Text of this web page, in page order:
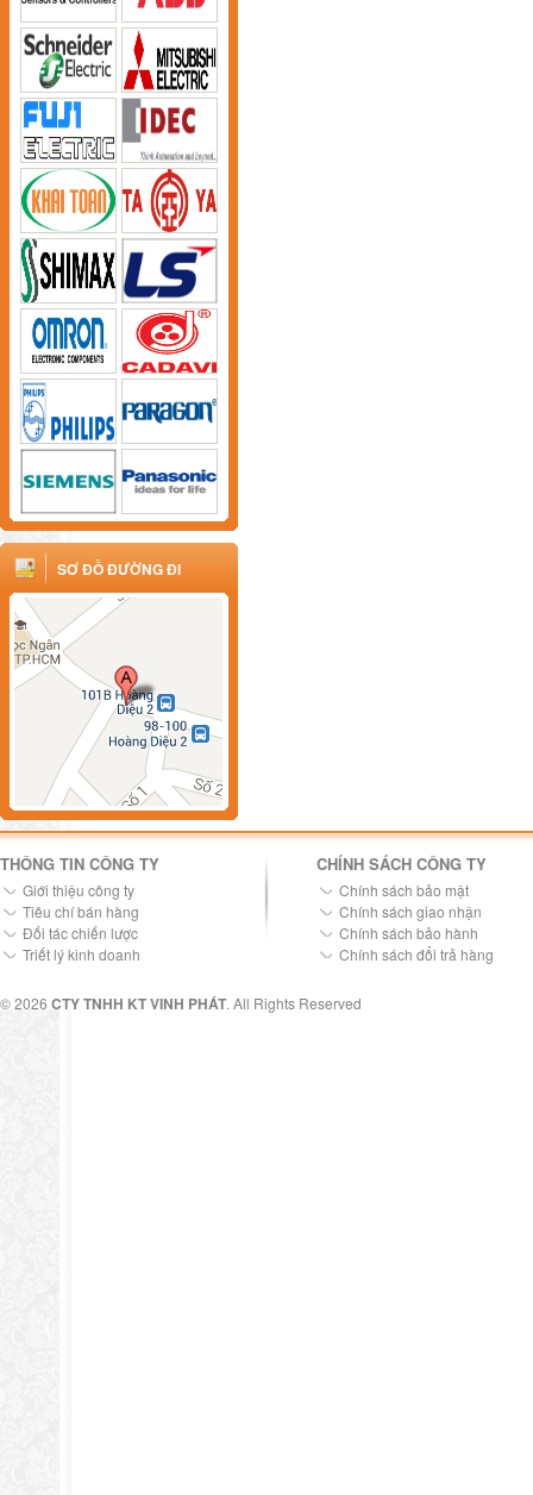
SƠ ĐỒ ĐƯỜNG ĐI
THÔNG TIN CÔNG TY
Giới thiệu công ty
Tiêu chí bán hàng
Đối tác chiến lược
Triết lý kinh doanh
CHÍNH SÁCH CÔNG TY
Chính sách bảo mật
Chính sách giao nhận
Chính sách bảo hành
Chính sách đổi trả hàng
© 2026 CTY TNHH KT VINH PHÁT. All Rights Reserved